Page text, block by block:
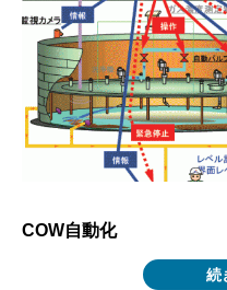
COW自動化
続